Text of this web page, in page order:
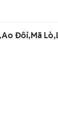
Đôi,Mã